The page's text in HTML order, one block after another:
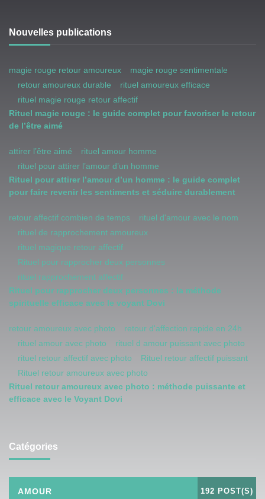
Nouvelles publications
magie rouge retour amoureux
magie rouge sentimentale
retour amoureux durable
rituel amoureux efficace
rituel magie rouge retour affectif
Rituel magie rouge : le guide complet pour favoriser le retour
de l’être aimé
attirer l’être aimé
rituel amour homme
rituel pour attirer l’amour d’un homme
Rituel pour attirer l’amour d’un homme : le guide complet
pour faire revenir les sentiments et séduire durablement
retour affectif combien de temps
rituel d'amour avec le nom
rituel de rapprochement amoureux
rituel magique retour affectif
Rituel pour rapprocher deux personnes
rituel rapprochement affectif
Rituel pour rapprocher deux personnes : la méthode
spirituelle efficace avec le voyant Dovi
retour amoureux avec photo
retour d'affection rapide en 24h
rituel amour avec photo
rituel d amour puissant avec photo
rituel retour affectif avec photo
Rituel retour affectif puissant
Rituel retour amoureux avec photo
Rituel retour amoureux avec photo : méthode puissante et
efficace avec le Voyant Dovi
Catégories
AMOUR 192 POST(S)